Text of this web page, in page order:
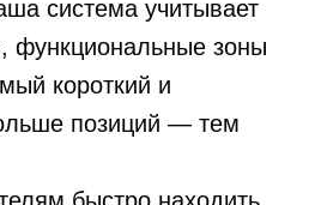
система учитывает
функциональные зоны
короткий и
позиций — тем